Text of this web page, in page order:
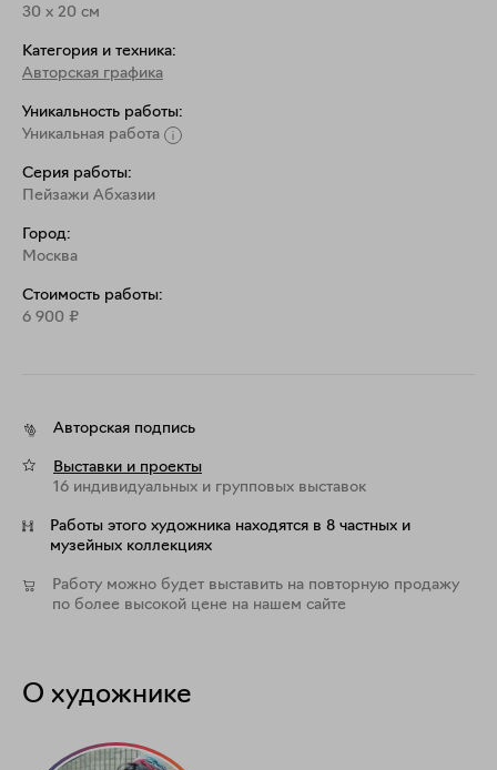
30 x 20 см
Категория и техника:
Авторская графика
Уникальность работы:
Уникальная работа
Серия работы:
Пейзажи Абхазии
Город:
Москва
Стоимость работы:
6 900 ₽
Авторская подпись
Выставки и проекты
16 индивидуальных и групповых выставок
Работы этого художника находятся в 8 частных и
музейных коллекциях
Работу можно будет выставить на повторную продажу
по более высокой цене на нашем сайте
О художнике